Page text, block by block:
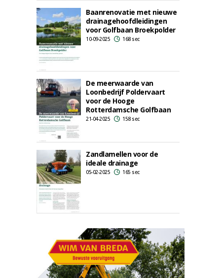
Baanrenovatie met nieuwe
drainagehoofdleidingen
voor Golfbaan Broekpolder
10-09-2025 168 sec
De meerwaarde van
Loonbedrijf Poldervaart
voor de Hooge
Rotterdamsche Golfbaan
21-04-2025 158 sec
Zandlamellen voor de
ideale drainage
05-02-2025 165 sec